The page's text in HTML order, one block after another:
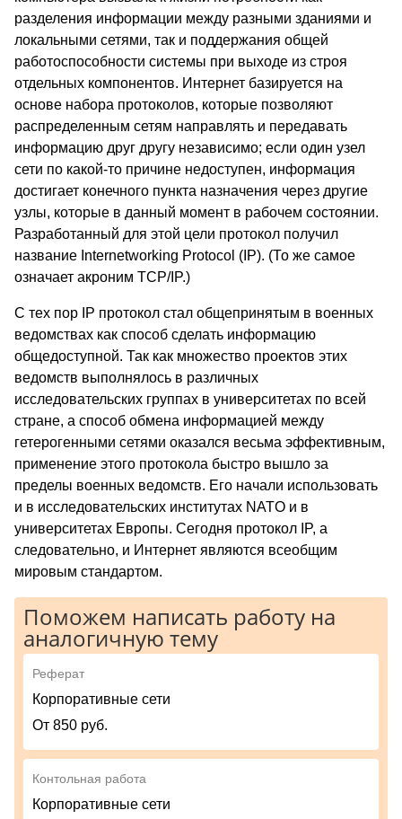
разделения информации между разными зданиями и
локальными сетями, так и поддержания общей
работоспособности системы при выходе из строя
отдельных компонентов. Интернет базируется на
основе набора протоколов, которые позволяют
распределенным сетям направлять и передавать
информацию друг другу независимо; если один узел
сети по какой-то причине недоступен, информация
достигает конечного пункта назначения через другие
узлы, которые в данный момент в рабочем состоянии.
Разработанный для этой цели протокол получил
название Internetworking Protocol (IP). (То же самое
означает акроним TCP/IP.)
С тех пор IP протокол стал общепринятым в военных
ведомствах как способ сделать информацию
общедоступной. Так как множество проектов этих
ведомств выполнялось в различных
исследовательских группах в университетах по всей
стране, а способ обмена информацией между
гетерогенными сетями оказался весьма эффективным,
применение этого протокола быстро вышло за
пределы военных ведомств. Его начали использовать
и в исследовательских институтах NATO и в
университетах Европы. Сегодня протокол IP, а
следовательно, и Интернет являются всеобщим
мировым стандартом.
Поможем написать работу на
аналогичную тему
Реферат
Корпоративные сети
От 850 руб.
Контольная работа
Корпоративные сети